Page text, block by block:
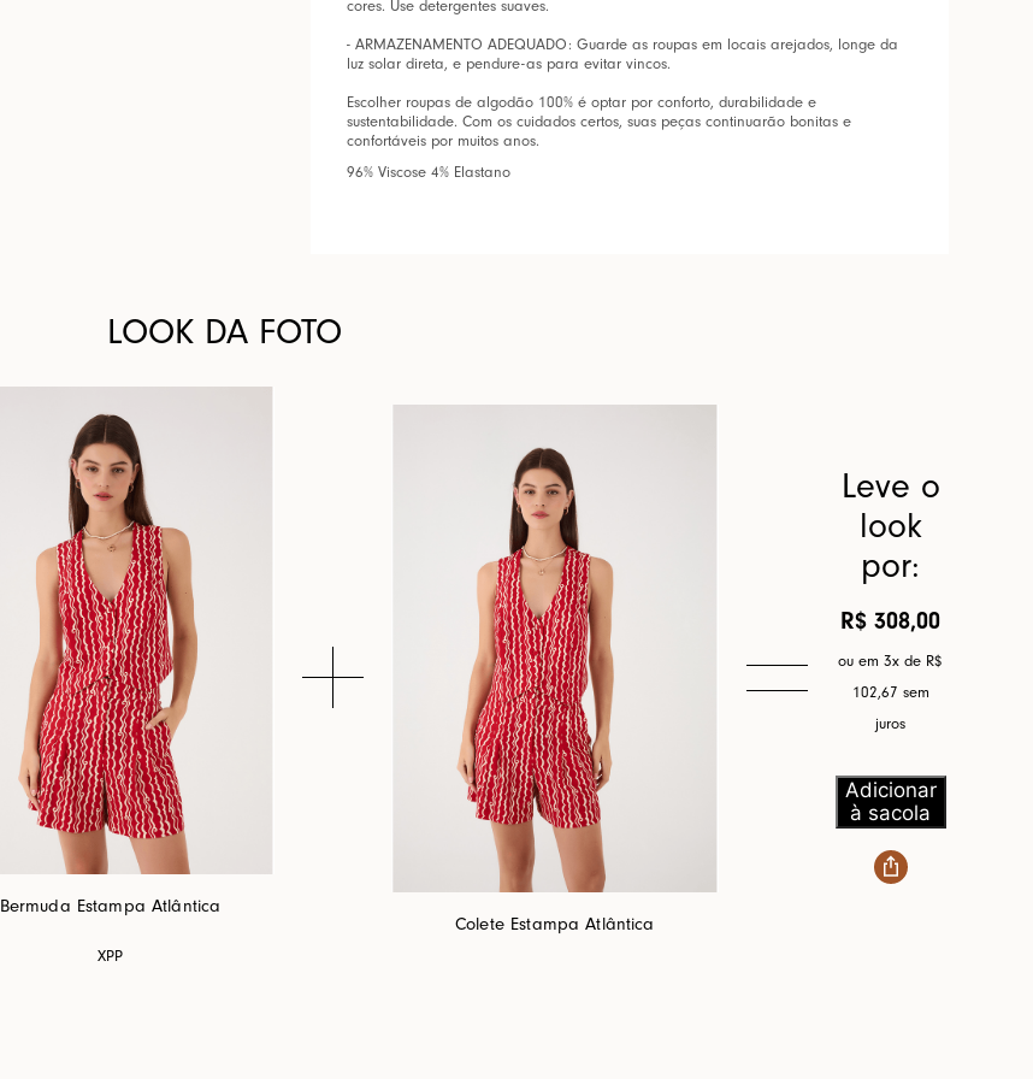
cores. Use detergentes suaves.
- ARMAZENAMENTO ADEQUADO: Guarde as roupas em locais arejados, longe da
luz solar direta, e pendure-as para evitar vincos.
Escolher roupas de algodão 100% é optar por conforto, durabilidade e
sustentabilidade. Com os cuidados certos, suas peças continuarão bonitas e
confortáveis por muitos anos.
96% Viscose 4% Elastano
LOOK DA FOTO
Bermuda Estampa Atlântica
XPP
Colete Estampa Atlântica
Leve o
look
por:
R$ 308,00
ou em 3x de R$
102,67 sem
juros
Adicionar
à sacola